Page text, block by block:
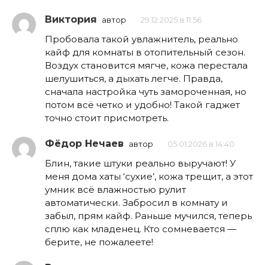
Виктория автор 29.12.2025 в 11:56
Пробовала такой увлажнитель, реально
кайф для комнаты в отопительный сезон.
Воздух становится мягче, кожа перестала
шелушиться, а дыхать легче. Правда,
сначала настройка чуть замороченная, но
потом всё четко и удобно! Такой гаджет
точно стоит присмотреть.
Фёдор Нечаев автор 05.01.2026 в 14:40
Блин, такие штуки реально выручают! У
меня дома хаты ‘сухие’, кожа трещит, а этот
умник всё влажностью рулит
автоматически. Забросил в комнату и
забыл, прям кайф. Раньше мучился, теперь
сплю как младенец. Кто сомневается —
берите, не пожалеете!